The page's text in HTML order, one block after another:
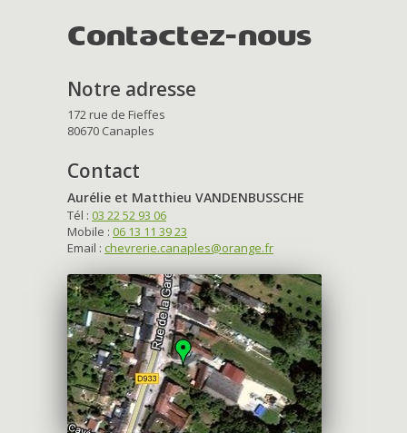
Contactez-nous
Notre adresse
172 rue de Fieffes
80670 Canaples
Contact
Aurélie et Matthieu VANDENBUSSCHE
Tél : 03 22 52 93 06
Mobile : 06 13 11 39 23
Email : chevrerie.canaples@orange.fr